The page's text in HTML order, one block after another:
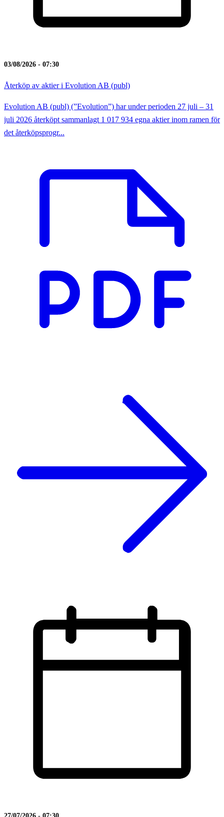
03/08/2026 - 07:30
Återköp av aktier i Evolution AB (publ)
Evolution AB (publ) (”Evolution”) har under perioden 27 juli – 31
juli 2026 återköpt sammanlagt 1 017 934 egna aktier inom ramen för
det återköpsprogr...